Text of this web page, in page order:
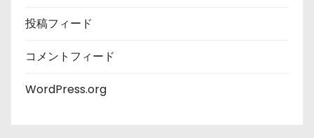
投稿フィード
コメントフィード
WordPress.org